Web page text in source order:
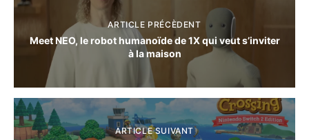
ARTICLE PRÉCÈDENT
Meet NEO, le robot humanoïde de 1X qui veut s’inviter
à la maison
ARTICLE SUIVANT